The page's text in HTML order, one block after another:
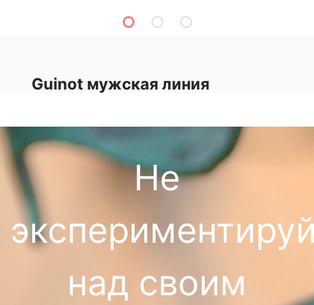
Guinot мужская линия
Не
над своим